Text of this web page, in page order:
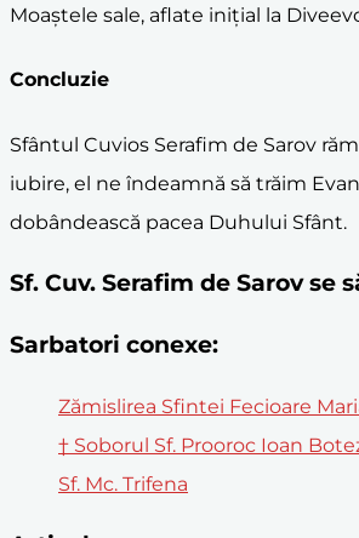
Moaștele sale, aflate inițial la
Concluzie
Sfântul Cuvios Serafim de Sarov
iubire, el ne îndeamnă să trăim
dobândească pacea Duhului Sfânt.
Sf. Cuv. Serafim de Sarov se
Sarbatori conexe:
Zămislirea Sfintei Fecioare
† Soborul Sf. Prooroc Ioan
Sf. Mc. Trifena